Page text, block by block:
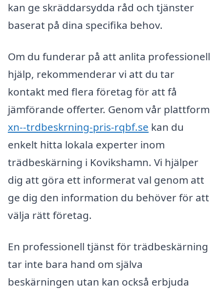
kan ge skräddarsydda råd och tjänster
baserat på dina specifika behov.
Om du funderar på att anlita professionell
hjälp, rekommenderar vi att du tar
kontakt med flera företag för att få
jämförande offerter. Genom vår plattform
xn--trdbeskrning-pris-rqbf.se kan du
enkelt hitta lokala experter inom
trädbeskärning i Kovikshamn. Vi hjälper
dig att göra ett informerat val genom att
ge dig den information du behöver för att
välja rätt företag.
En professionell tjänst för trädbeskärning
tar inte bara hand om själva
beskärningen utan kan också erbjuda